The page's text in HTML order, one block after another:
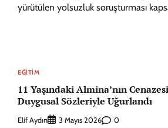
yürütülen yolsuzluk soruşturması
EĞITIM
11 Yaşındaki Almina’nın
Duygusal Sözleriyle Uğurlandı
Elif Aydın 3 Mayıs 2026 0